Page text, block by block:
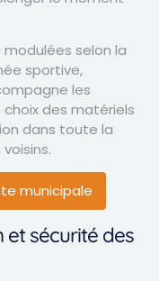
selon la
sportive,
les
des matériels
dans toute la
municipale
et sécurité des